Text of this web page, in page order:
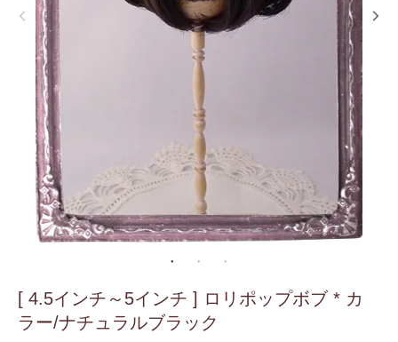
[ 4.5インチ～5インチ ] ロリポップボブ * カ
ラー/ナチュラルブラック